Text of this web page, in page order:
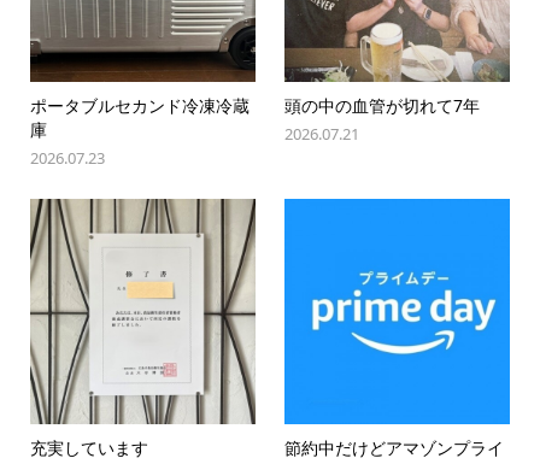
ポータブルセカンド冷凍冷蔵
庫
2026.07.23
頭の中の血管が切れて7年
2026.07.21
充実しています
節約中だけどアマゾンプライ